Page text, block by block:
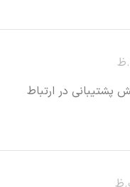
پشتیبانی در ارتباط